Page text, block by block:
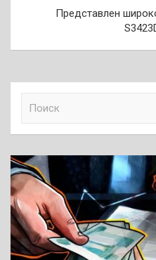
Представлен
к